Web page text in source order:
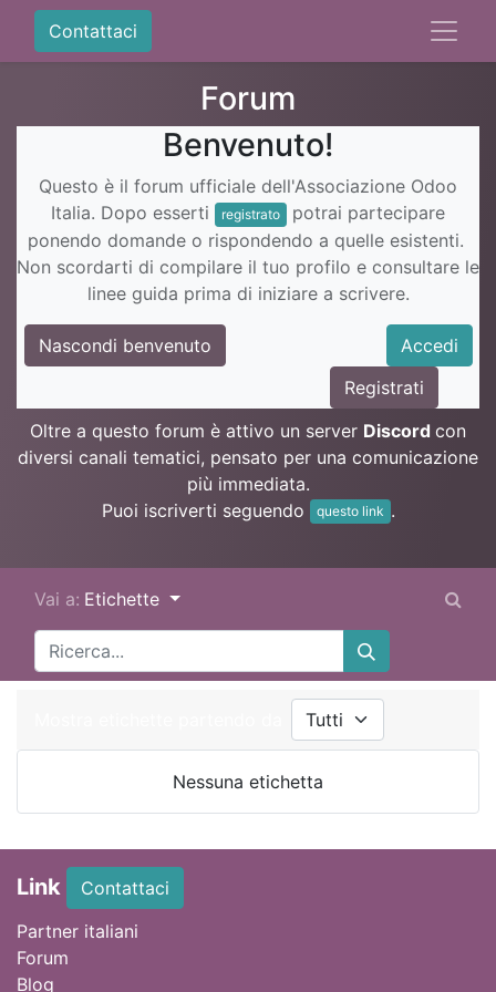
Contattaci
Forum
Benvenuto!
Questo è il forum ufficiale dell'Associazione Odoo
Italia. Dopo esserti
registrato
potrai partecipare
ponendo domande o rispondendo a quelle esistenti.
Non scordarti di compilare il tuo profilo e consultare le
linee guida prima di iniziare a scrivere.
Nascondi benvenuto
Accedi
Registrati
Oltre a questo forum è attivo un server Discord con
diversi canali tematici, pensato per una comunicazione
più immediata.
Puoi iscriverti seguendo
questo link .
Vai a: Etichette
Nessuna etichetta
Link
Contattaci
Partner italiani
Forum
Blog